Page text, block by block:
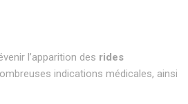
l’apparition des rides
indications médicales, ainsi